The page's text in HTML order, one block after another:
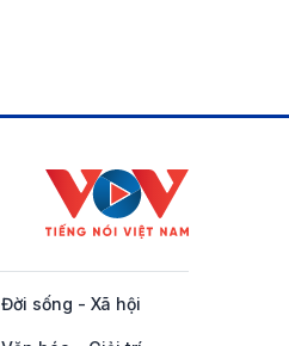
Đời sống - Xã hội